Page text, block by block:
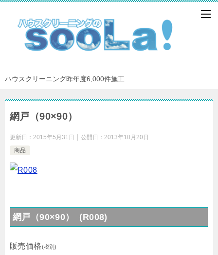
ハウスクリーニング昨年度6,000件施工
網戸（90×90）
更新日： 2015年5月31日 公開日： 2013年10月20日
商品
網戸（90×90） (R008)
販売価格(税別)